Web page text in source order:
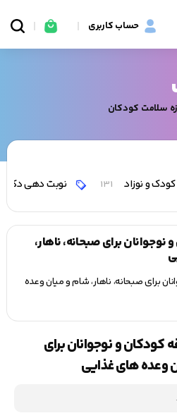
حساب کاربری
سلامت کودکان
و نوزاد 131 نوبت دهی
برای صبحانه، ناهار،
برای صبحانه، ناهار، شام و میان وعده
کودکان و نوجوانان برای
وعده های غذایی